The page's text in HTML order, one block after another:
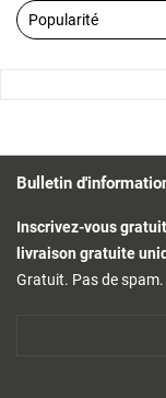
Bulletin
Inscrivez-vous
livraison gratuite
Gratuit. Pas de